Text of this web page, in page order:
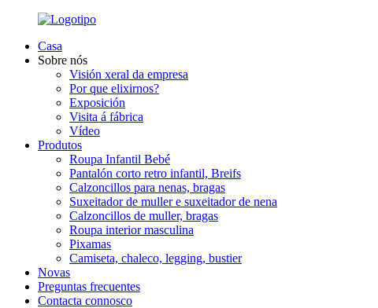
Casa
Sobre nós
Visión xeral da empresa
Por que elixirnos?
Exposición
Visita á fábrica
Vídeo
Produtos
Roupa Infantil Bebé
Pantalón corto retro infantil, Breifs
Calzoncillos para nenas, bragas
Suxeitador de muller e suxeitador de nena
Calzoncillos de muller, bragas
Roupa interior masculina
Pixamas
Camiseta, chaleco, legging, bustier
Novas
Preguntas frecuentes
Contacta connosco